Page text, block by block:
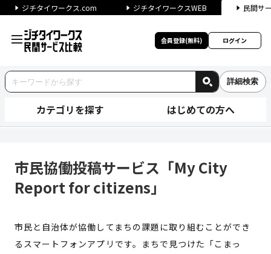
ジチタイワークス.com ジチタイワークスWEB 民間サ
会員登録(無料) ログイン
詳細検索
カテゴリを探す はじめての方へ
市民協働投稿サービス「My City
Report for citizens」
市民と自治体が協働してまちの課題に取り組むことができ
るスマートフォンアプリです。まちで見つけた「こまっ